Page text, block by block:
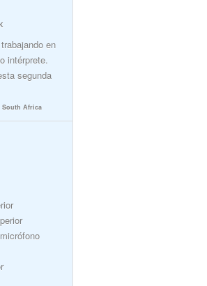
en
intérprete.
segunda
Africa